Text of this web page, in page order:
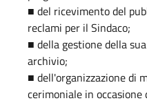
■ del ricevimento del
reclami per il Sindaco;
■ della gestione della
archivio;
■ dell'organizzazione di
cerimoniale in